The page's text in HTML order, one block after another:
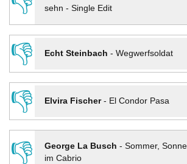
sehn - Single Edit
👎
Echt Steinbach - Wegwerfsoldat
👎
Elvira Fischer- El Condor Pasa
👎
George La Busch - Sommer,
im Cabrio